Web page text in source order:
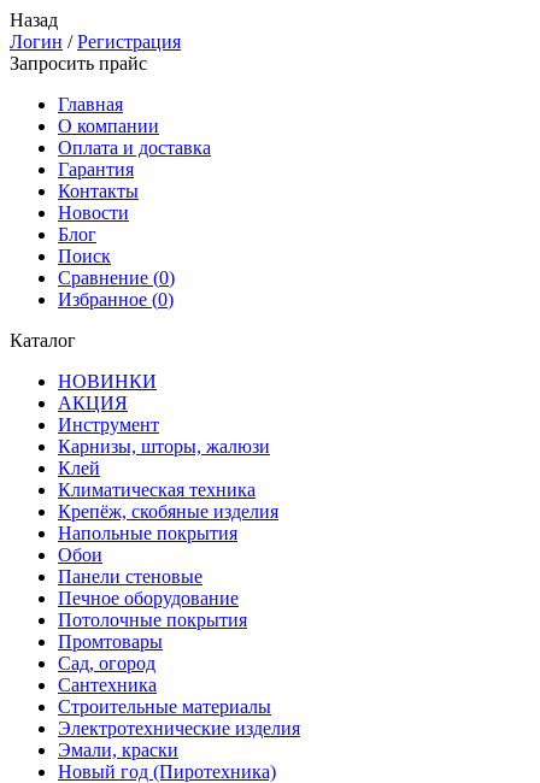
Назад
Логин /Регистрация
Запросить прайс
Главная
О компании
Оплата и доставка
Гарантия
Контакты
Новости
Блог
Поиск
Сравнение (0)
Избранное (0)
Каталог
НОВИНКИ
АКЦИЯ
Инструмент
Карнизы, шторы, жалюзи
Клей
Климатическая техника
Крепёж, скобяные изделия
Напольные покрытия
Обои
Панели стеновые
Печное оборудование
Потолочные покрытия
Промтовары
Сад, огород
Сантехника
Строительные материалы
Электротехнические изделия
Эмали, краски
Новый год (Пиротехника)